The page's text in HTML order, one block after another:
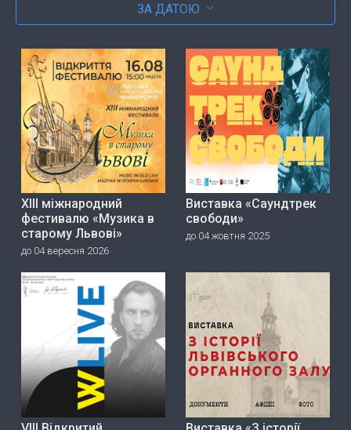
ЗА ДАТОЮ
ХІІІ міжнародний
фестивалю «Музика в
старому Львові»
до 04 вересня 2026
Виставка «Саундтрек
свободи»
до 04 жовтня 2025